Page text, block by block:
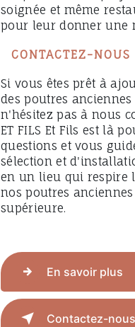
soignée et même
pour leur donner une
CONTACTEZ-NOUS
Si vous êtes prêt à
des poutres
n'hésitez pas à nous
ET FILS Et Fils est là
questions et vous
sélection et
en un lieu qui respire
nos poutres
supérieure.
En savoir plus
Contactez-nous